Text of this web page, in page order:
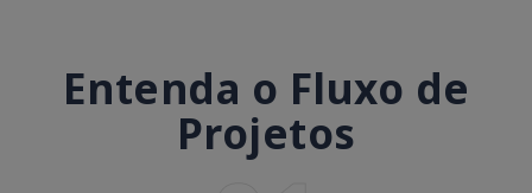
Entenda o Fluxo de
Projetos